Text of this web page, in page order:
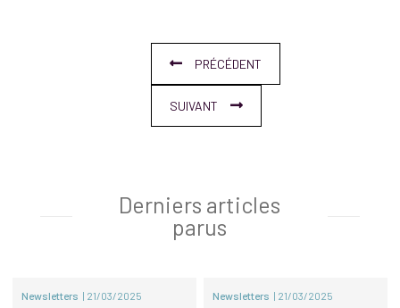
PRÉCÉDENT
SUIVANT
Derniers articles
parus
Newsletters | 21/03/2025 Newsletters | 21/03/2025